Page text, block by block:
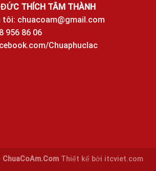
THÍCH TÂM THÀNH
tôi: chuacoam@gmail.com
956 86 06
Chuaphuclac
ChuaCoAm.Com Thiết kế bởi itcviet.com